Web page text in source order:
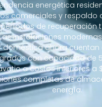
energética
comerciales y respaldo
de recuperación
instalaciones
doméstica ahora
con capacidad de
a costos inferiores a
completas de
energía.